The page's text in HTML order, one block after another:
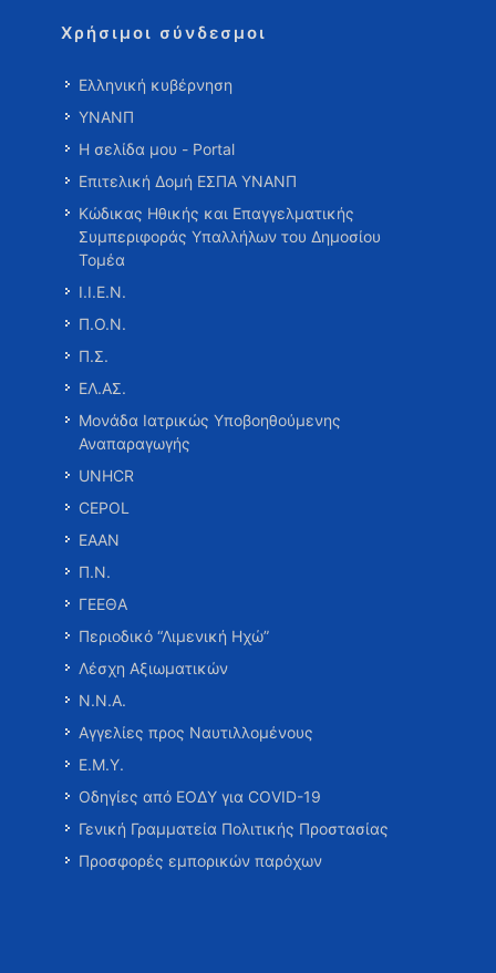
Χρήσιμοι σύνδεσμοι
Ελληνική κυβέρνηση
ΥΝΑΝΠ
Η σελίδα μου - Portal
Επιτελική Δομή ΕΣΠΑ ΥΝΑΝΠ
Κώδικας Ηθικής και Επαγγελματικής
Συμπεριφοράς Υπαλλήλων του Δημοσίου
Τομέα
Ι.Ι.Ε.Ν.
Π.Ο.Ν.
Π.Σ.
ΕΛ.ΑΣ.
Μονάδα Ιατρικώς Υποβοηθούμενης
Αναπαραγωγής
UNHCR
CEPOL
ΕΑΑΝ
Π.Ν.
ΓΕΕΘΑ
Περιοδικό “Λιμενική Ηχώ”
Λέσχη Αξιωματικών
Ν.Ν.Α.
Αγγελίες προς Ναυτιλλομένους
Ε.Μ.Υ.
Οδηγίες από ΕΟΔΥ για COVID-19
Γενική Γραμματεία Πολιτικής Προστασίας
Προσφορές εμπορικών παρόχων